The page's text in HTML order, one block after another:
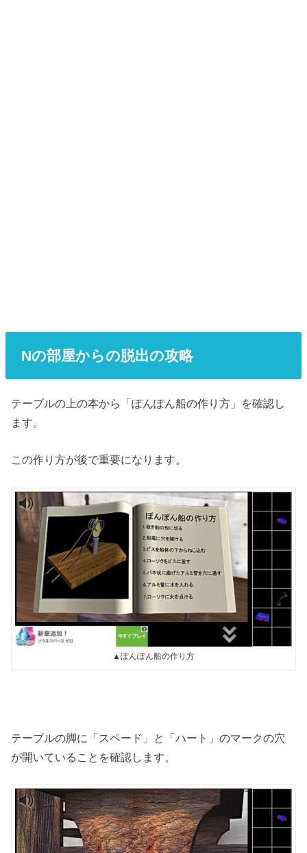
Nの部屋からの脱出の攻略
テーブルの上の本から「ぽんぽん船の作り方」を確認し
ます。
この作り方が後で重要になります。
▲ぽんぽん船の作り方
テーブルの脚に「スペード」と「ハート」のマークの穴
が開いていることを確認します。